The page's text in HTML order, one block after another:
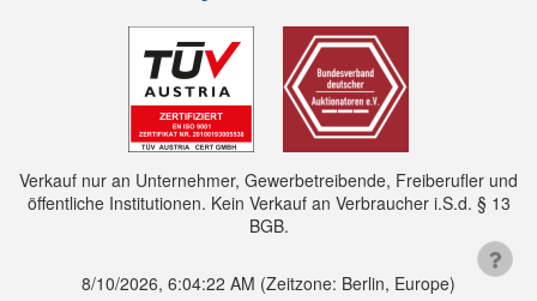
Verkauf nur an Unternehmer, Gewerbetreibende, Freiberufler und
öffentliche Institutionen. Kein Verkauf an Verbraucher i.S.d. § 13
BGB.
8/10/2026, 6:04:22 AM (Zeitzone: Berlin, Europe)